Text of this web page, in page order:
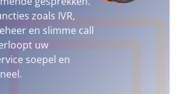
zoals IVR,
en slimme call
uw
soepel en